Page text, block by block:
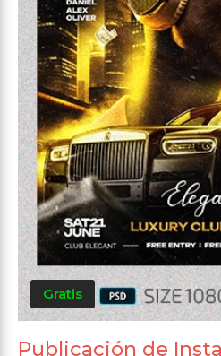
Gratis
Publicación de